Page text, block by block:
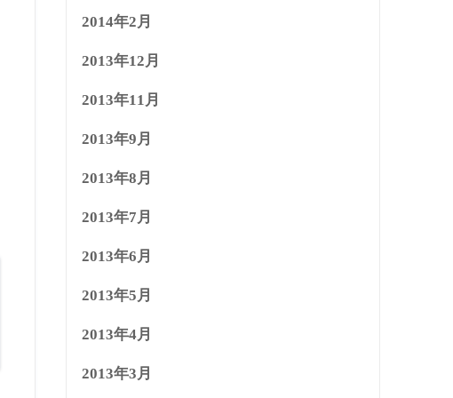
2014年2月
2013年12月
2013年11月
2013年9月
2013年8月
2013年7月
2013年6月
2013年5月
2013年4月
2013年3月